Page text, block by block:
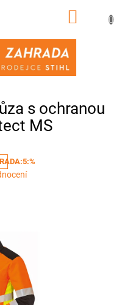
NÁKUPNÍ
s ochranou
MS